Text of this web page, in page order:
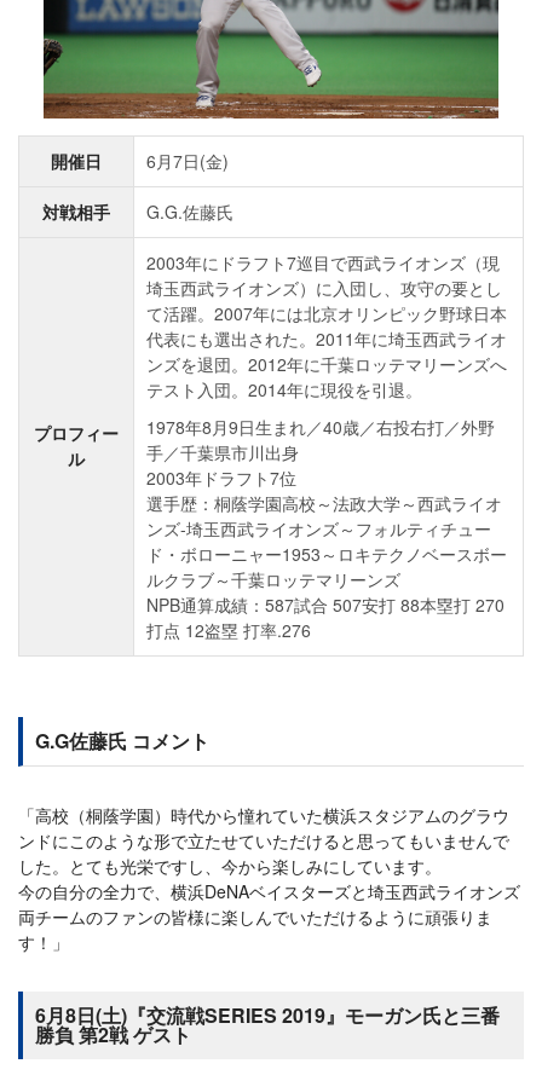
開催日 6月7日(金)
対戦相手 G.G.佐藤氏
プロフィー
ル
2003年にドラフト7巡目で西武ライオンズ（現
埼玉西武ライオンズ）に入団し、攻守の要とし
て活躍。2007年には北京オリンピック野球日本
代表にも選出された。2011年に埼玉西武ライオ
ンズを退団。2012年に千葉ロッテマリーンズへ
テスト入団。2014年に現役を引退。
1978年8月9日生まれ／40歳／右投右打／外野
手／千葉県市川出身
2003年ドラフト7位
選手歴：桐蔭学園高校～法政大学～西武ライオ
ンズ-埼玉西武ライオンズ～フォルティチュー
ド・ボローニャー1953～ロキテクノベースボー
ルクラブ～千葉ロッテマリーンズ
NPB通算成績：587試合 507安打 88本塁打 270
打点 12盗塁 打率.276
G.G佐藤氏 コメント
「高校（桐蔭学園）時代から憧れていた横浜スタジアムのグラウ
ンドにこのような形で立たせていただけると思ってもいませんで
した。とても光栄ですし、今から楽しみにしています。
今の自分の全力で、横浜DeNAベイスターズと埼玉西武ライオンズ
両チームのファンの皆様に楽しんでいただけるように頑張りま
す！」
6月8日(土)『交流戦SERIES 2019』モーガン氏と三番
勝負 第2戦 ゲスト